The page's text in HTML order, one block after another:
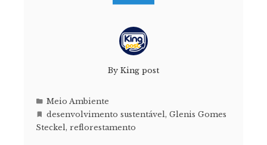
By King post
Meio Ambiente
desenvolvimento sustentável, Glenis Gomes
Steckel, reflorestamento